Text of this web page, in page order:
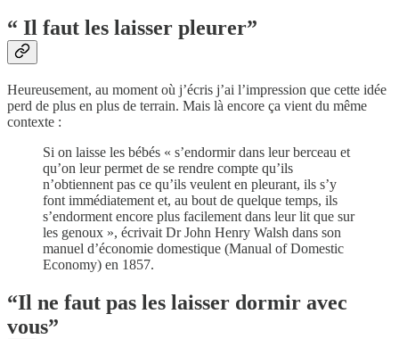
“ Il faut les laisser pleurer”
Heureusement, au moment où j’écris j’ai l’impression que cette idée
perd de plus en plus de terrain. Mais là encore ça vient du même
contexte :
Si on laisse les bébés « s’endormir dans leur berceau et
qu’on leur permet de se rendre compte qu’ils
n’obtiennent pas ce qu’ils veulent en pleurant, ils s’y
font immédiatement et, au bout de quelque temps, ils
s’endorment encore plus facilement dans leur lit que sur
les genoux », écrivait Dr John Henry Walsh dans son
manuel d’économie domestique (Manual of Domestic
Economy) en 1857.
“Il ne faut pas les laisser dormir avec
vous”